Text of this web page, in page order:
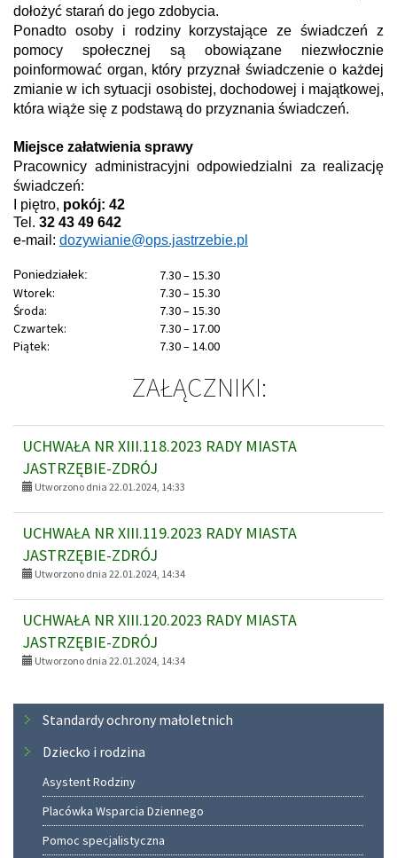
dołożyć starań do jego zdobycia.
Ponadto osoby i rodziny korzystające ze świadczeń z
pomocy społecznej są obowiązane niezwłocznie
poinformować organ, który przyznał świadczenie o każdej
zmianie w ich sytuacji osobistej, dochodowej i majątkowej,
która wiąże się z podstawą do przyznania świadczeń.
Miejsce załatwienia sprawy
Pracownicy administracyjni odpowiedzialni za realizację
świadczeń:
I piętro, pokój: 42
Tel. 32 43 49 642
e-mail: dozywianie@ops.jastrzebie.pl
Poniedziałek:
7.30 – 15.30
Wtorek:
7.30 – 15.30
Środa:
7.30 – 15.30
Czwartek:
7.30 – 17.00
Piątek:
7.30 – 14.00
ZAŁĄCZNIKI:
UCHWAŁA NR XIII.118.2023 RADY MIASTA
JASTRZĘBIE-ZDRÓJ
Utworzono dnia 22.01.2024, 14:33
UCHWAŁA NR XIII.119.2023 RADY MIASTA
JASTRZĘBIE-ZDRÓJ
Utworzono dnia 22.01.2024, 14:34
UCHWAŁA NR XIII.120.2023 RADY MIASTA
JASTRZĘBIE-ZDRÓJ
Utworzono dnia 22.01.2024, 14:34
MenuStandardy ochrony małoletnich
Dziecko i rodzina
Asystent Rodziny
Placówka Wsparcia Dziennego
Pomoc specjalistyczna